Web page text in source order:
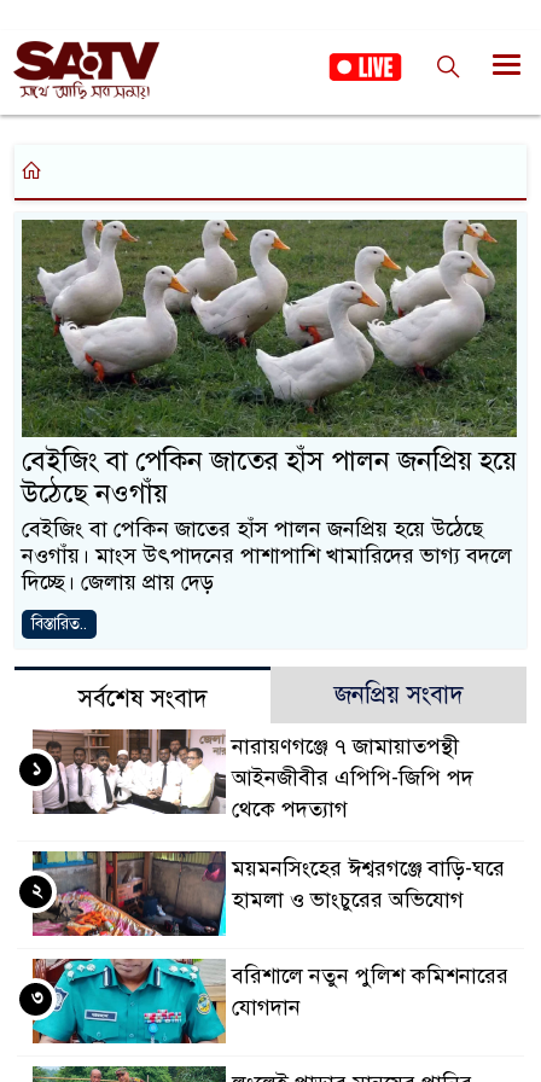
বেইজিং বা পেকিন জাতের হাঁস পালন জনপ্রিয় হয়ে
উঠেছে নওগাঁয়
বেইজিং বা পেকিন জাতের হাঁস পালন জনপ্রিয় হয়ে উঠেছে
নওগাঁয়। মাংস উৎপাদনের পাশাপাশি খামারিদের ভাগ্য বদলে
দিচ্ছে। জেলায় প্রায় দেড়
বিস্তারিত..
সর্বশেষ সংবাদ জনপ্রিয় সংবাদ
নারায়ণগঞ্জে ৭ জামায়াতপন্থী
আইনজীবীর এপিপি-জিপি পদ
থেকে পদত্যাগ
১
ময়মনসিংহের ঈশ্বরগঞ্জে বাড়ি-ঘরে
হামলা ও ভাংচুরের অভিযোগ
২
বরিশালে নতুন পুলিশ কমিশনারের
যোগদান
৩